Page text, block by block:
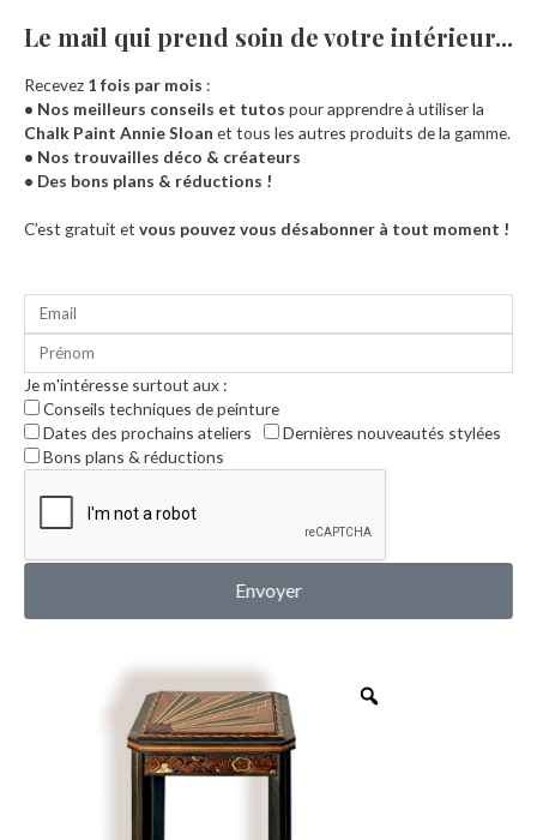
Accueil
Le mail qui prend soin de votre intérieur...​
Recevez 1 fois par mois :
• Nos meilleurs conseils et tutos pour apprendre à utiliser la
Chalk Paint Annie Sloan et tous les autres produits de la gamme.
• Nos trouvailles déco & créateurs
• Des bons plans & réductions !
C’est gratuit et vous pouvez vous désabonner à tout moment !
Je m'intéresse surtout aux :
Conseils techniques de peinture
Dates des prochains ateliers
Dernières nouveautés stylées
Bons plans & réductions
Envoyer